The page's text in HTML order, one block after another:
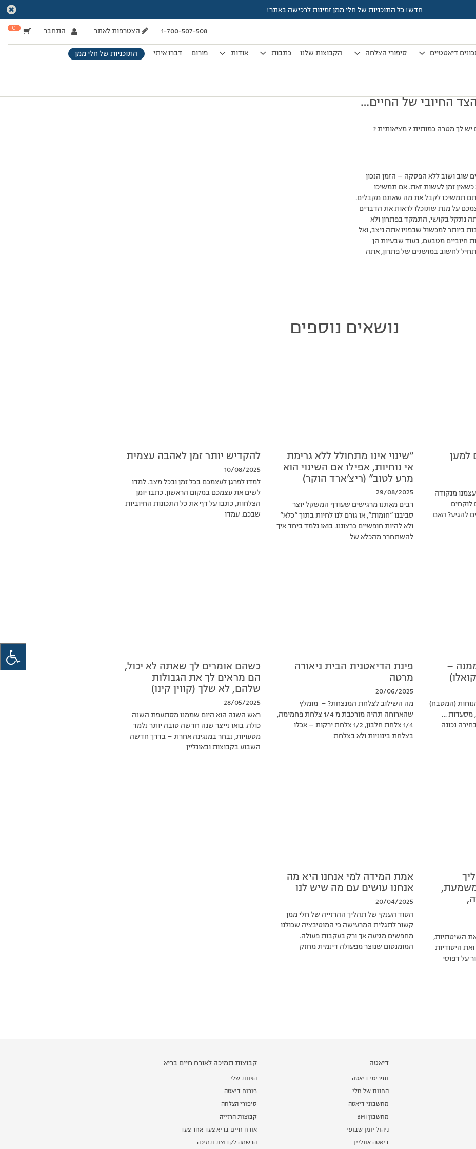
חדש! כל התוכניות של חלי ממן זמינות לרכישה באתר!
1-700-507-508 הצטרפות לאתר התחבר 0
דיאטטיים סיפורי הצלחה הקבוצות שלנו כתבות אודות פורום דברו איתי התוכניות של חלי ממן
החיובי של החיים…
לך מטרה כמותית ? מציאותית ?
שוב ושוב ללא הפסקה – הזמן הנכון
זמן לעשות זאת. אם תמשיכו
תמשיכו לקבל את מה שאתם מקבלים.
על מנת שתוכלו לראות את הדברים
נתקל בקושי, התמקד בפתרון ולא
ביותר למכשול שבפניו אתה ניצב, ואל
חיוביים מטבעם, בעוד שבעיות הן
לחשוב במושגים של פתרון, אתה
נושאים נוספים
למען
מנקודה
להגיע? האם
“שינוי אינו מתחולל ללא גרימת
אי נוחיות, אפילו אם השינוי הוא
מרע לטוב” (ריצ’ארד הוקר)
29/08/2025
רבים מאִתנו מרגישים שעודף המשקל יוצר
סביבנו “חומות”, או גורם לנו לחיות בתוך “כלא”
ולא להיות חופשיים כרצוננו. בואו נלמד ביחד איך
להשתחרר מהכלא של
להקדיש יותר זמן לאהבה עצמית
10/08/2025
למדו לפרגן לעצמכם בכל זמן ובכל מצב. למדו
לשים את עצמכם במקום הראשון. כתבו יומן
הצלחות, כתבו על דף את כל התכונות החיוביות
שבכם. עמדו
–
(המטבח)
מסעדות …
נכונה
פינת הדיאטנית הבית ניאורה
מרטה
20/06/2025
מה השילוב לצלחת המנצחת? – מומלץ
שהארוחה תהיה מורכבת מ 1/4 צלחת פחמימה,
1/4 צלחת חלבון, 1/2 צלחת ירקות – אכלו
בצלחת בינוניות ולא בצלחת
כשהם אומרים לך שאתה לא יכול,
הם מראים לך את הגבולות
שלהם, לא שלך (קווין קינו)
28/05/2025
ראש השנה הוא היום שממנו מסתעפת השנה
כולה. בואו נייצר שנה חדשה טובה יותר נלמד
מטעויות, נבחר במנגינה אחרת – בדרך חדשה
השבוע בקבוצות ובאונליין
משמעת,
השיטתיות,
היסודיות
על דפוסי
אמת המידה למי אנחנו היא מה
אנחנו עושים עם מה שיש לנו
20/04/2025
הסוד הענקי של תהליך ההרזייה של חלי ממן
קשור לתגלית המרעישה כי המוטיבציה שכולנו
מחפשים מגיעה אך ורק בעקבות פעולה.
המומנטום שנוצר מפעולה דינמית מחזק
דיאטה
תפריטי דיאטה
החנות של חלי
מחשבוני דיאטה
מחשבון BMI
ניהול יומן שבועי
דיאטה אונליין
קבוצות תמיכה לאורח חיים בריא
הצוות שלי
פורום דיאטה
סיפורי הצלחה
קבוצות הרזייה
אורח חיים בריא צעד אחר צעד
הרשמה לקבוצת תמיכה